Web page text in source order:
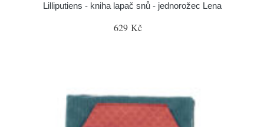
Lilliputiens - kniha lapač snů - jednorožec Lena
629 Kč